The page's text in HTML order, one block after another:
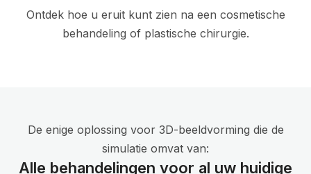
Ontdek hoe u eruit kunt zien na een cosmetische
behandeling of plastische chirurgie.
De enige oplossing voor 3D-beeldvorming die de
simulatie omvat van:
Alle behandelingen voor al uw huidige